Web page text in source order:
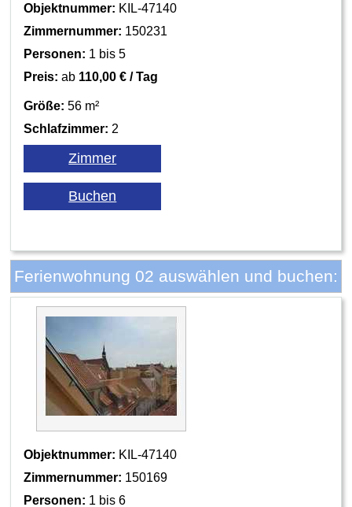
Objektnummer: KIL-47140
Zimmernummer: 150231
Personen: 1 bis 5
Preis: ab 110,00 € / Tag
Größe: 56 m²
Schlafzimmer: 2
Ferienwohnung 02 auswählen und buchen:
Objektnummer: KIL-47140
Zimmernummer: 150169
Personen: 1 bis 6